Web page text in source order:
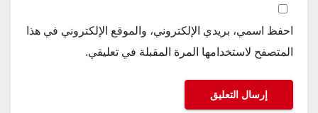
احفظ اسمي، بريدي الإلكتروني، والموقع الإلكتروني في هذا
المتصفح لاستخدامها المرة المقبلة في تعليقي.